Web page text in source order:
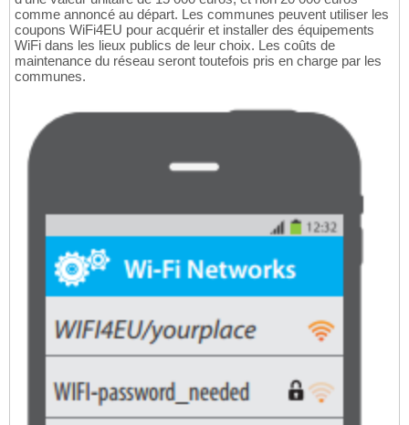
comme annoncé au départ. Les communes peuvent utiliser les
coupons WiFi4EU pour acquérir et installer des équipements
WiFi dans les lieux publics de leur choix. Les coûts de
maintenance du réseau seront toutefois pris en charge par les
communes.